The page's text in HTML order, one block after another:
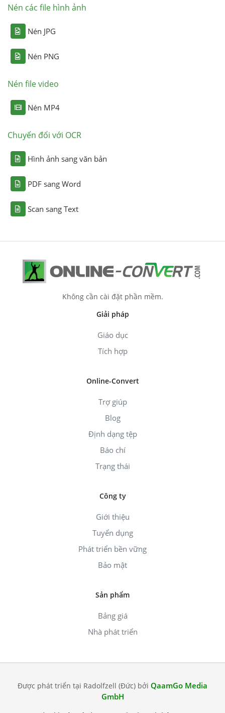
Nén các file hình ảnh
Nén JPG
Nén PNG
Nén file video
Nén MP4
Chuyển đổi với OCR
Hình ảnh sang văn bản
PDF sang Word
Scan sang Text
Không cần cài đặt phần mềm.
Giải pháp
Giáo dục
Tích hợp
Online-Convert
Trợ giúp
Blog
Định dạng tệp
Báo chí
Trạng thái
Công ty
Giới thiệu
Tuyển dụng
Phát triển bền vững
Bảo mật
Sản phẩm
Bảng giá
Nhà phát triển
Được phát triển tại Radolfzell (Đức) bởi QaamGo Media
GmbH